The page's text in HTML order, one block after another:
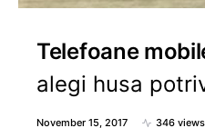
Telefoane
alegi husa
November 15, 2017 346 views